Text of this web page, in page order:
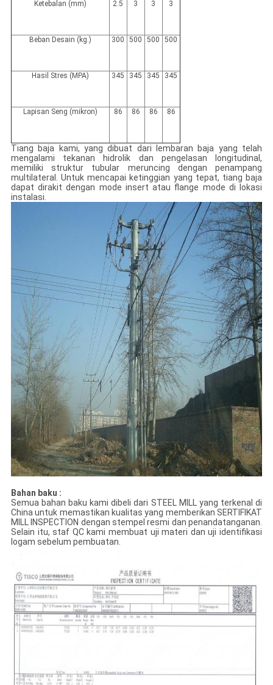
Ketebalan (mm) 2.5 3 3 3
Beban Desain (kg.) 300 500 500 500
Hasil Stres (MPA) 345 345 345 345
Lapisan Seng (mikron) 86 86 86 86
Tiang baja kami, yang dibuat dari lembaran baja yang telah
mengalami tekanan hidrolik dan pengelasan longitudinal,
memiliki struktur tubular meruncing dengan penampang
multilateral. Untuk mencapai ketinggian yang tepat, tiang baja
dapat dirakit dengan mode insert atau flange mode di lokasi
instalasi.
Bahan baku :
Semua bahan baku kami dibeli dari STEEL MILL yang terkenal di
China untuk memastikan kualitas yang memberikan SERTIFIKAT
MILL INSPECTION dengan stempel resmi dan penandatanganan.
Selain itu, staf QC kami membuat uji materi dan uji identifikasi
logam sebelum pembuatan.